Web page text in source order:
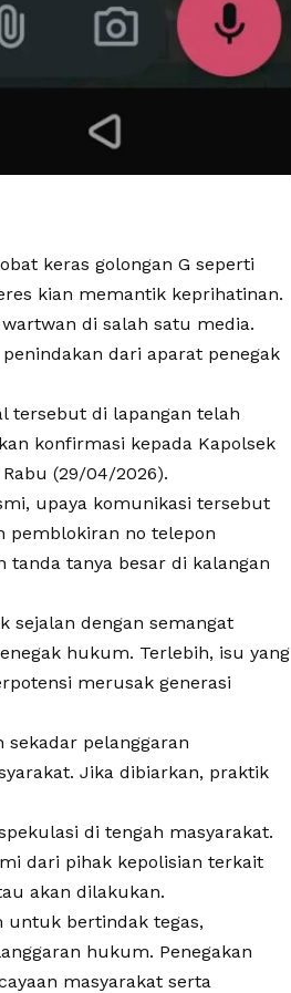
keras golongan G seperti
kian memantik keprihatinan.
di salah satu media.
dari aparat penegak
tersebut di lapangan telah
konfirmasi kepada Kapolsek
(29/04/2026).
upaya komunikasi tersebut
pemblokiran no telepon
tanda tanya besar di kalangan
sejalan dengan semangat
hukum. Terlebih, isu yang
merusak generasi
pelanggaran
Jika dibiarkan, praktik
di tengah masyarakat.
dari pihak kepolisian terkait
akan dilakukan.
untuk bertindak tegas,
hukum. Penegakan
masyarakat serta